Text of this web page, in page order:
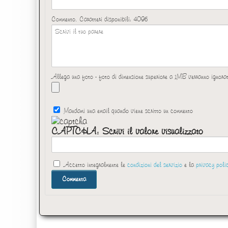
Commento. Caratteri disponibili: 4096
Allega una foto - foto di dimensione superiore a 1MB verranno
Mandami una email quando viene scritto un commento
CAPTCHA: Scrivi il valore visualizzato
Accetto integralmente le condizioni del servizio e la privacy